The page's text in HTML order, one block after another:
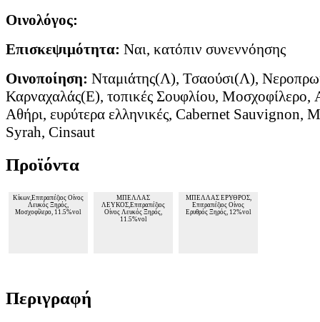
Οινολόγος:
Επισκεψιμότητα: Ναι, κατόπιν συνεννόησης
Οινοποίηση: Νταμιάτης(Λ), Τσαούσι(Λ),
Καρναχαλάς(Ε), τοπικές Σουφλίου, Μοσχοφίλερο,
Αθήρι, ευρύτερα ελληνικές, Cabernet Sauvignon,
Syrah, Cinsaut
Προϊόντα
Κίκων,Επιτραπέζιος Οίνος
Λευκός Ξηρός,
Μοσχοφίλερο, 11.5%vol
ΜΠΕΛΛΑΣ
ΛΕΥΚΟΣ,Επιτραπέζιος
Οίνος Λευκός Ξηρός,
11.5%vol
ΜΠΕΛΛΑΣ ΕΡΥΘΡΟΣ,
Επιτραπέζιος Οίνος
Ερυθρός Ξηρός, 12%vol
Περιγραφή